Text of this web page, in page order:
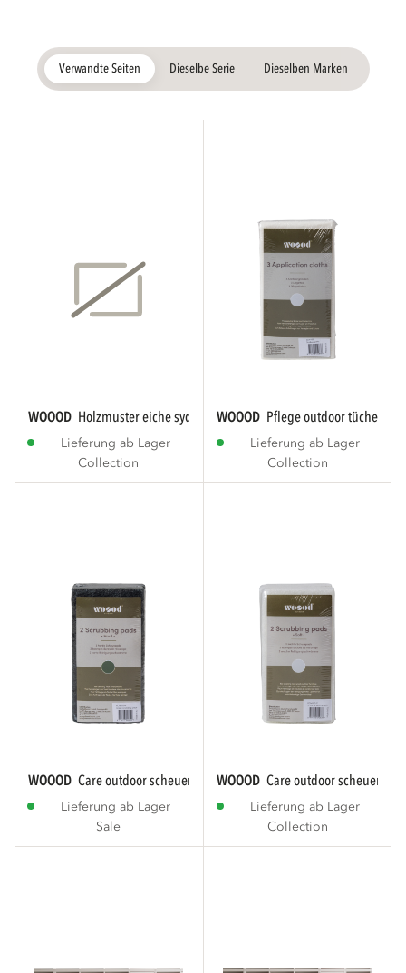
Verwandte Seiten Dieselbe Serie Dieselben Marken
WOOOD holzmuster eiche sydney 10x10cm cm...
Lieferung ab Lager
Collection
WOOOD pflege outdoor tücher 3
Lieferung ab Lager
Collection
WOOOD care outdoor scheuerschwämme grün 2...
Lieferung ab Lager
Sale
WOOOD care outdoor
Lieferung ab Lager
Collection